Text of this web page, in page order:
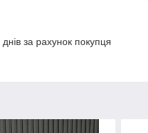
за рахунок покупця